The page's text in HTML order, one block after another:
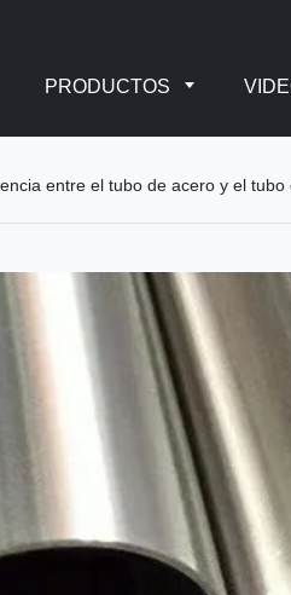
PRODUCTOS
entre el tubo de acero y el